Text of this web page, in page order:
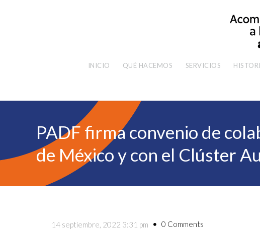
INICIO QUÉ HACEMOS SERVICIOS
PADF firma convenio de
de México y con el Clúster
14 septiembre, 2022 3:31 pm 0 Comments